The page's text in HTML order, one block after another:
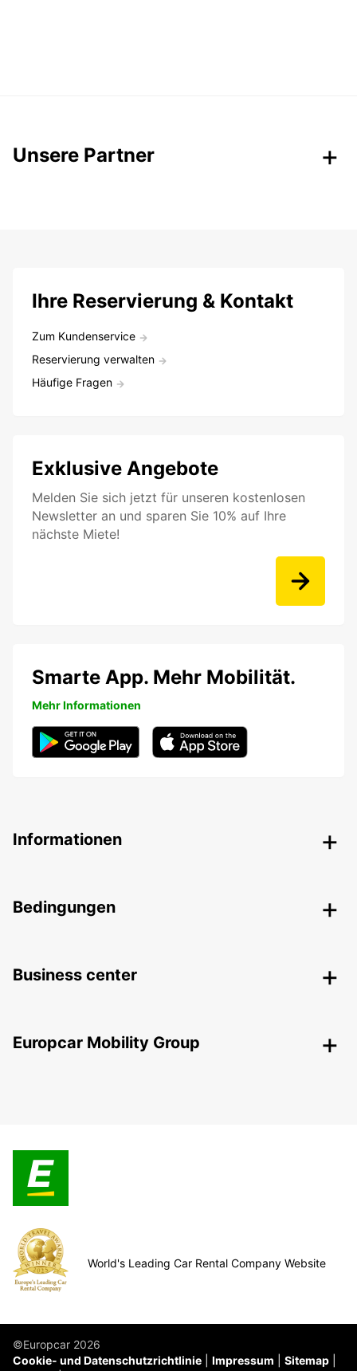
Unsere Partner
Ihre Reservierung & Kontakt
Zum Kundenservice
Reservierung verwalten
Häufige Fragen
Exklusive Angebote
Melden Sie sich jetzt für unseren kostenlosen
Newsletter an und sparen Sie 10% auf Ihre
nächste Miete!
Smarte App. Mehr Mobilität.
Mehr Informationen
Informationen
Bedingungen
Business center
Europcar Mobility Group
World's Leading Car Rental Company Website
©Europcar 2026
Cookie- und Datenschutzrichtlinie
Impressum
Sitemap